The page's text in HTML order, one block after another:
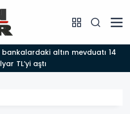
TL’yi aştı